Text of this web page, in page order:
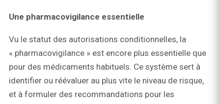
Une pharmacovigilance essentielle
Vu le statut des autorisations conditionnelles, la
« pharmacovigilance » est encore plus essentielle que
pour des médicaments habituels. Ce système sert à
identifier ou réévaluer au plus vite le niveau de risque,
et à formuler des recommandations pour les